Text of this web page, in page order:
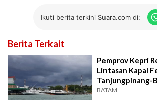
Ikuti berita terkini Suara.com di:
Berita Terkait
Pemprov Kepri
Lintasan Kapal
Tanjungpinang-
BATAM